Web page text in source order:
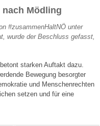
nach Mödling
#zusammenHaltNÖ unter
wurde der Beschluss gefasst,
starken Auftakt dazu.
Bewegung besorgter
und Menschenrechten
setzen und für eine